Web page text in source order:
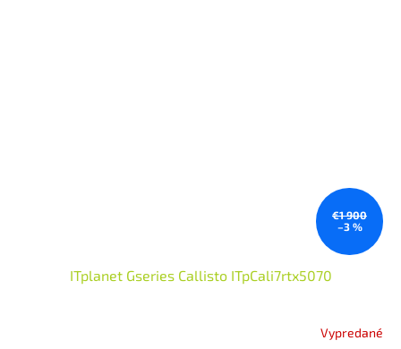
€1 900
–3 %
ITplanet Gseries Callisto ITpCali7rtx5070
Vypredané